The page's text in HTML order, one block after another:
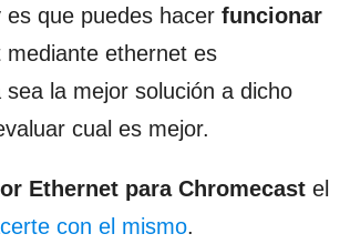
que puedes hacer funcionar
ethernet es
la mejor solución a dicho
cual es mejor.
Ethernet para Chromecast el
con el mismo.